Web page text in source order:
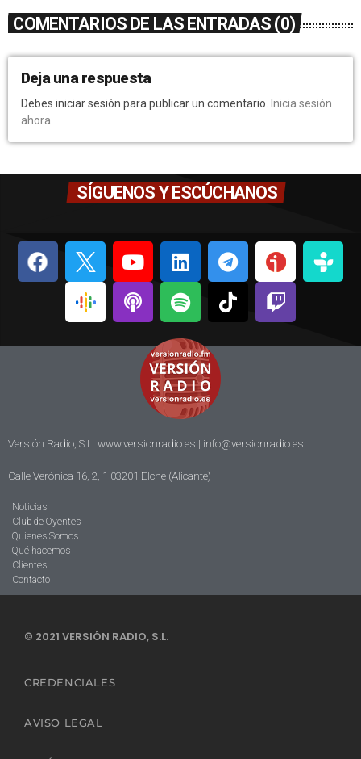
COMENTARIOS DE LAS ENTRADAS (0)
Deja una respuesta
Debes iniciar sesión para publicar un comentario.
Inicia sesión
ahora
SÍGUENOS Y ESCÚCHANOS
Versión Radio, S.L. www.versionradio.es | info@versionradio.es
Calle Verónica 16, 2, 1 03201 Elche (Alicante)
Noticias
Club de Oyentes
Quienes Somos
Qué hacemos
Clientes
Contacto
© 2021 VERSIÓN RADIO, S.L.
CREDENCIALES
AVISO LEGAL